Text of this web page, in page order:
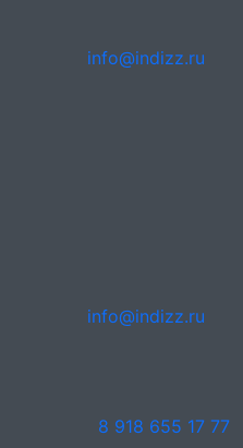
info@indizz.ru
info@indizz.ru
8 918 655 17 77